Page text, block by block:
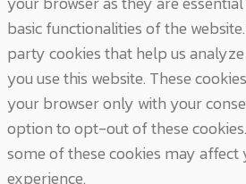
basic functionalities of the
party cookies that help us
you use this website. These
your browser only with your
option to opt-out of these
some of these cookies may affect
experience.